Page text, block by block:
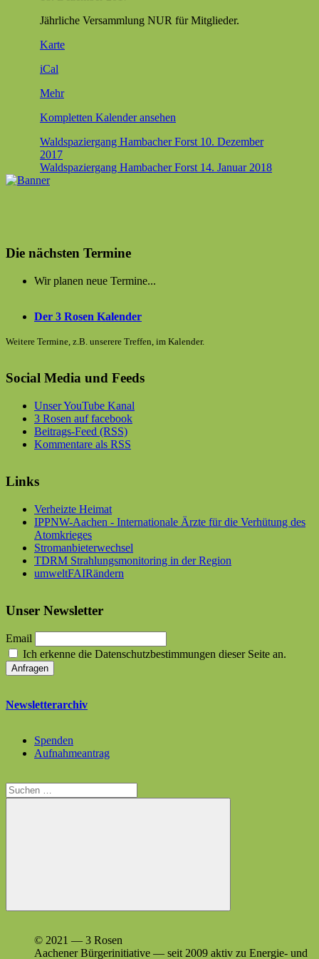
lung
Jährliche Ver­samm­lung NUR für Mitglieder.
KarteGeschäftsstelle
iCal
Mehrüber
Kom­plet­ten Kalen­der ansehen
Beitragsnavigation
Waldspaziergang Hambacher Forst 10. Dezember
2017
Waldspaziergang Hambacher Forst 14. Januar 2018
Die nächsten Termine
Wir planen neue Termine...
Der 3 Rosen Kalender
Weitere Termine, z.B. unserere Treffen, im Kalender.
Social Media und Feeds
Unser YouTube Kanal
3 Rosen auf facebook
Beitrags-Feed (RSS)
Kommentare als RSS
Links
Verheizte Heimat
IPPNW-Aachen - Internationale Ärzte für die Verhütung des
Atomkrieges
Stromanbieterwechsel
TDRM Strahlungsmonitoring in der Region
umweltFAIRändern
Unser Newsletter
Email
Ich erkenne die Datenschutzbestimmungen dieser Seite an.
Newsletterarchiv
Spenden
Aufnahmeantrag
Suchen
nach:
Suchen
© 2021 — 3 Rosen
Aach­en­er Bürg­erini­tia­tive — seit 2009 aktiv zu Energie- und